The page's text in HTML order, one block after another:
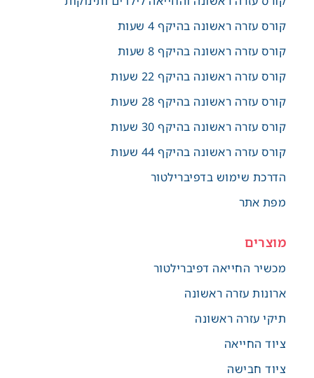
קורס עזרה ראשונה בהיקף 4 שעות
קורס עזרה ראשונה בהיקף 8 שעות
קורס עזרה ראשונה בהיקף 22 שעות
קורס עזרה ראשונה בהיקף 28 שעות
קורס עזרה ראשונה בהיקף 30 שעות
קורס עזרה ראשונה בהיקף 44 שעות
הדרכת שימוש בדפיברילטור
מפת אתר
מוצרים
מכשיר החייאה דפיברילטור
ארונות עזרה ראשונה
תיקי עזרה ראשונה
ציוד החייאה
ציוד חבישה